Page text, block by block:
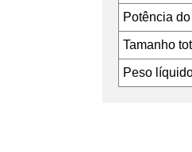
Potência
Tamanho
Peso